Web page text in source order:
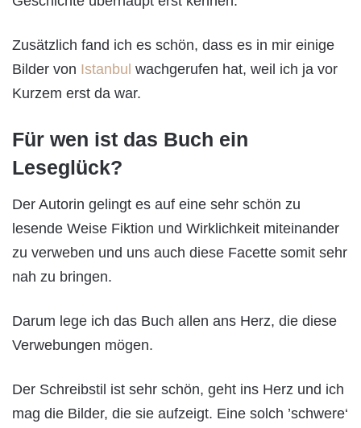
Zusätzlich fand ich es schön, dass es in mir einige
Bilder von Istanbul wachgerufen hat, weil ich ja vor
Kurzem erst da war.
Für wen ist das Buch ein
Leseglück?
Der Autorin gelingt es auf eine sehr schön zu
lesende Weise Fiktion und Wirklichkeit miteinander
zu verweben und uns auch diese Facette somit sehr
nah zu bringen.
Darum lege ich das Buch allen ans Herz, die diese
Verwebungen mögen.
Der Schreibstil ist sehr schön, geht ins Herz und ich
mag die Bilder, die sie aufzeigt. Eine solch ’schwere‘